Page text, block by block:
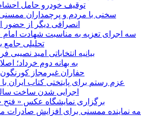
توقیف خودرو حامل
سخنی با مردم و پرچمداران
انصرافی دیگر از حضور
سه اجرای تعزیه به مناسبت شهادت
تحلیلی
بیانیه انتخاباتی امید
به بهانه دوم خرداد؛
حفاران غیرمجاز
عزم رستم برای پایتختی کتاب ایران
اجرایی شدن ساخت
برگزاری نمایشگاه عکس «
نماینده ممسنی برای افزایش